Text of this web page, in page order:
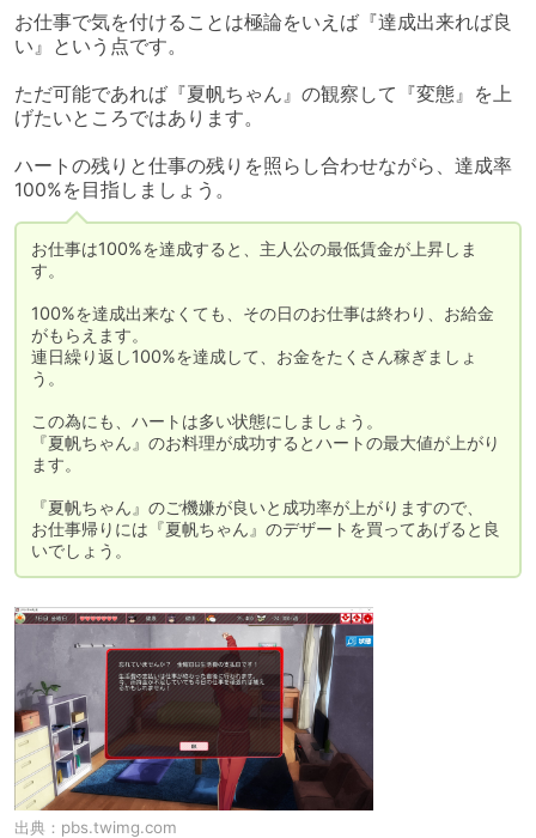
お仕事で気を付けることは極論をいえば『達成出来れば良
い』という点です。
ただ可能であれば『夏帆ちゃん』の観察して『変態』を上
げたいところではあります。
ハートの残りと仕事の残りを照らし合わせながら、達成率
100%を目指しましょう。
お仕事は100%を達成すると、主人公の最低賃金が上昇しま
す。
100%を達成出来なくても、その日のお仕事は終わり、お給金
がもらえます。
連日繰り返し100%を達成して、お金をたくさん稼ぎましょ
う。
この為にも、ハートは多い状態にしましょう。
『夏帆ちゃん』のお料理が成功するとハートの最大値が上がり
ます。
『夏帆ちゃん』のご機嫌が良いと成功率が上がりますので、
お仕事帰りには『夏帆ちゃん』のデザートを買ってあげると良
いでしょう。
出典： pbs.twimg.com